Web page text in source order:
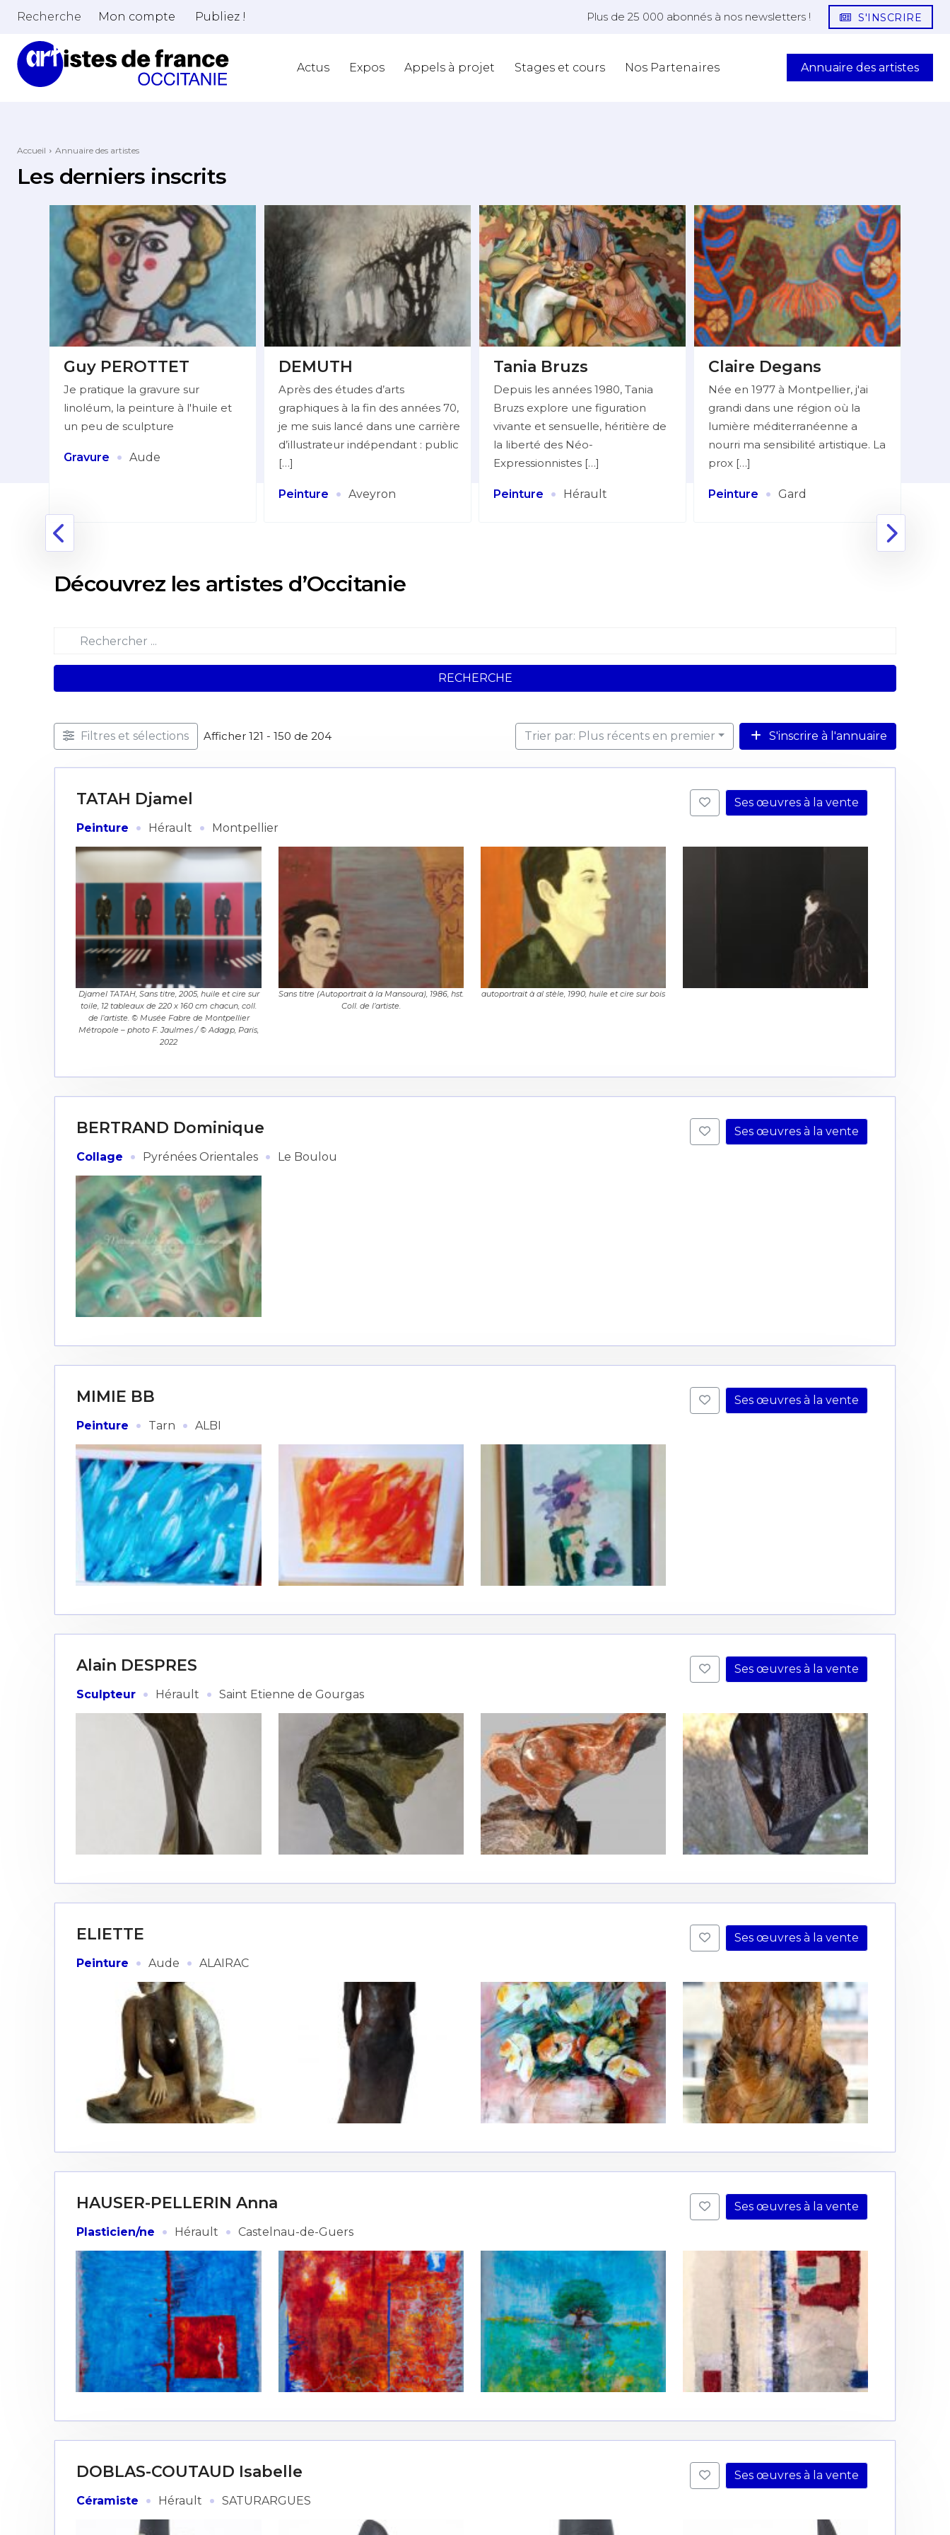
Adresse email*
Prénom
Statut / Organisation
* Champ obligatoire
Nom
Statut / Organisation
J'accepte les
Recherche Mon compte Publiez ! Plus de 25 000 abonnés à nos newsletters ! S'INSCRIRE
Actus Expos Appels à projet Stages et cours Nos Partenaires Annuaire des artistes
Accueil Annuaire des artistes
Les derniers inscrits
Guy PEROTTET
Je pratique la gravure sur
linoléum, la peinture à l'huile et
un peu de sculpture
Gravure · Aude
DEMUTH
Après des études d’arts
graphiques à la fin des années 70,
je me suis lancé dans une carrière
d’illustrateur indépendant : public
[…]
Peinture · Aveyron
Tania Bruzs
Depuis les années 1980, Tania
Bruzs explore une figuration
vivante et sensuelle, héritière de
la liberté des Néo-
Expressionnistes […]
Peinture · Hérault
Claire Degans
Née en 1977 à Montpellier, j'ai
grandi dans une région où la
lumière méditerranéenne a
nourri ma sensibilité artistique. La
prox […]
Peinture · Gard
Découvrez les artistes d’Occitanie
RECHERCHE
Filtres et sélections Afficher 121 - 150 de 204 Trier par: Plus récents en premier S'inscrire à l'annuaire
TATAH Djamel
Peinture · Hérault · Montpellier
Ses œuvres à la vente
Djamel TATAH, Sans titre, 2005, huile et cire sur
toile, 12 tableaux de 220 x 160 cm chacun, coll.
de l’artiste. © Musée Fabre de Montpellier
Métropole – photo F. Jaulmes / © Adagp, Paris,
2022
Sans titre (Autoportrait à la Mansoura), 1986, hst.
Coll. de l’artiste.
autoportrait à al stèle, 1990, huile et cire sur bois
BERTRAND Dominique
Collage · Pyrénées Orientales · Le Boulou
Ses œuvres à la vente
MIMIE BB
Peinture · Tarn · ALBI
Ses œuvres à la vente
Alain DESPRES
Sculpteur · Hérault · Saint Etienne de Gourgas
Ses œuvres à la vente
ELIETTE
Peinture · Aude · ALAIRAC
Ses œuvres à la vente
HAUSER-PELLERIN Anna
Plasticien/ne · Hérault · Castelnau-de-Guers
Ses œuvres à la vente
DOBLAS-COUTAUD Isabelle
Céramiste · Hérault · SATURARGUES
Ses œuvres à la vente